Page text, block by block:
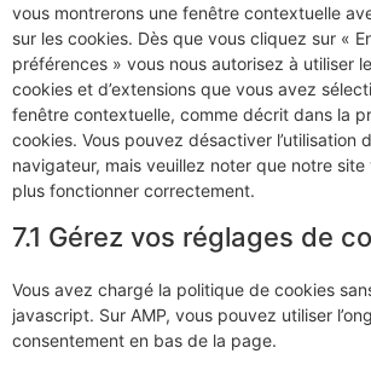
vous montrerons une fenêtre contextuelle
sur les cookies. Dès que vous cliquez sur «
préférences » vous nous autorisez à utiliser
cookies et d’extensions que vous avez
fenêtre contextuelle, comme décrit dans la
cookies. Vous pouvez désactiver l’utilisation
navigateur, mais veuillez noter que notre
plus fonctionner correctement.
7.1 Gérez vos réglages de
Vous avez chargé la politique de cookies
javascript. Sur AMP, vous pouvez utiliser
consentement en bas de la page.